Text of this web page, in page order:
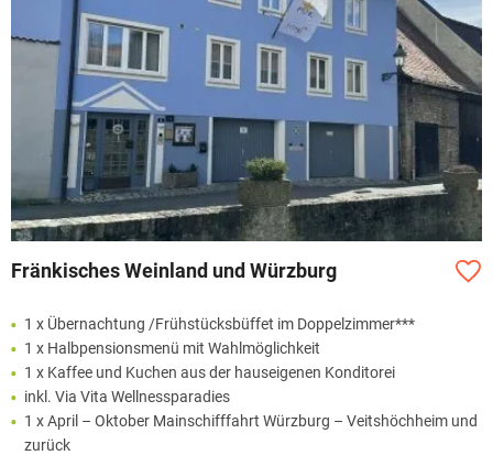
Fränkisches Weinland und Würzburg
1 x Übernachtung /Frühstücksbüffet im Doppelzimmer***
1 x Halbpensionsmenü mit Wahlmöglichkeit
1 x Kaffee und Kuchen aus der hauseigenen Konditorei
inkl. Via Vita Wellnessparadies
1 x April – Oktober Mainschifffahrt Würzburg – Veitshöchheim und
zurück